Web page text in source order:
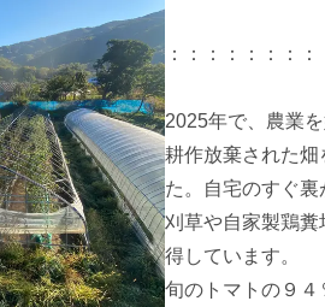
：：：：：：：
2025年で、農業
耕作放棄された
た。自宅のすぐ裏
刈草や自家製鶏
得しています。
旬のトマトの９